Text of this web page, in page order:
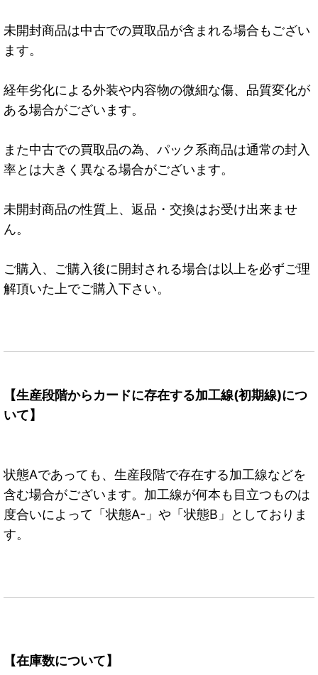
未開封商品は中古での買取品が含まれる場合もござい
ます。
経年劣化による外装や内容物の微細な傷、品質変化が
ある場合がございます。
また中古での買取品の為、パック系商品は通常の封入
率とは大きく異なる場合がございます。
未開封商品の性質上、返品・交換はお受け出来ませ
ん。
ご購入、ご購入後に開封される場合は以上を必ずご理
解頂いた上でご購入下さい。
【生産段階からカードに存在する加工線(初期線)につ
いて】
状態Aであっても、生産段階で存在する加工線などを
含む場合がございます。加工線が何本も目立つものは
度合いによって「状態A-」や「状態B」としておりま
す。
【在庫数について】